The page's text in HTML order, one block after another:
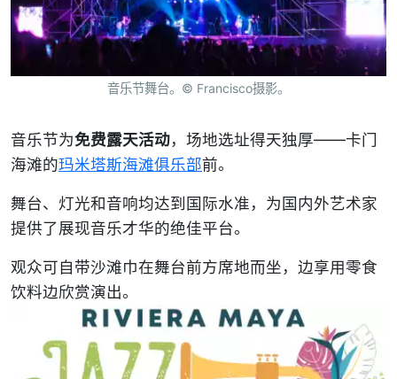
音乐节舞台。© Francisco摄影。
音乐节为免费露天活动，场地选址得天独厚——卡门
海滩的玛米塔斯海滩俱乐部前。
舞台、灯光和音响均达到国际水准，为国内外艺术家
提供了展现音乐才华的绝佳平台。
观众可自带沙滩巾在舞台前方席地而坐，边享用零食
饮料边欣赏演出。